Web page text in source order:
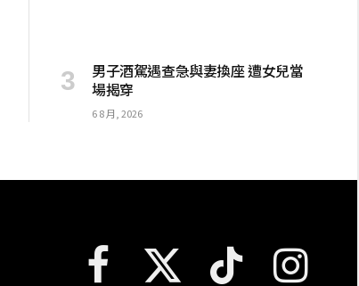
男子酒駕遇查急與妻換座 遭女兒當
場揭穿
6 8 月, 2026
Facebook X
TikTok Instagram